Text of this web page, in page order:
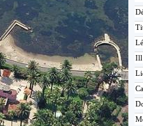
Ill